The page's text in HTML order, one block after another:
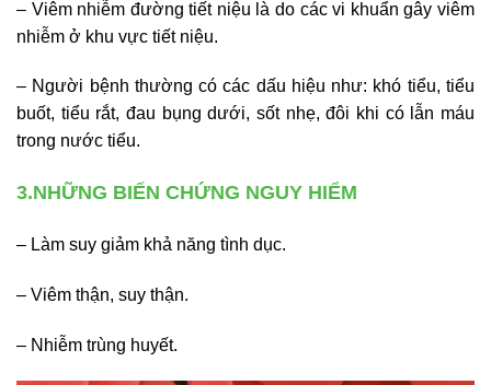
– Viêm nhiễm đường tiết niệu là do các vi khuẩn gây viêm
nhiễm ở khu vực tiết niệu.
– Người bệnh thường có các dấu hiệu như: khó tiểu, tiểu
buốt, tiểu rắt, đau bụng dưới, sốt nhẹ, đôi khi có lẫn máu
trong nước tiểu.
3.NHỮNG BIẾN CHỨNG NGUY HIỂM
– Làm suy giảm khả năng tình dục.
– Viêm thận, suy thận.
– Nhiễm trùng huyết.